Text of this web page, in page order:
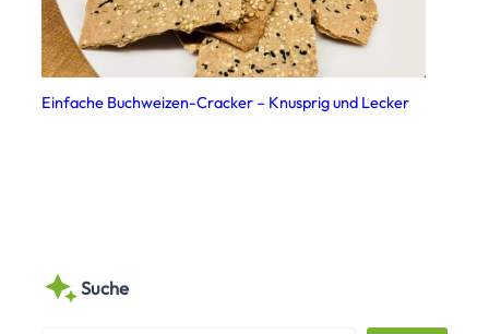
Einfache Buchweizen-Cracker – Knusprig und Lecker
Suche